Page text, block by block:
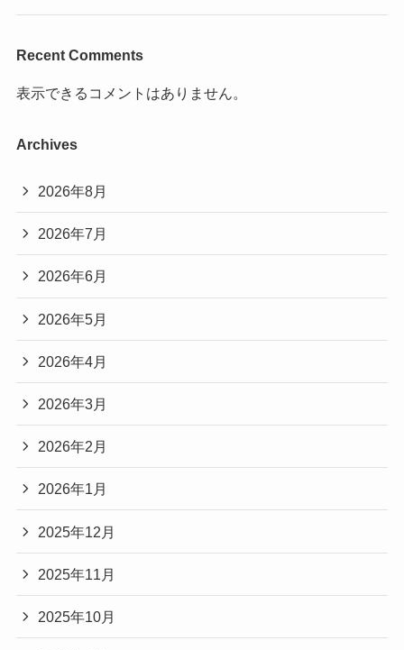
Recent Comments
表示できるコメントはありません。
Archives
2026年8月
2026年7月
2026年6月
2026年5月
2026年4月
2026年3月
2026年2月
2026年1月
2025年12月
2025年11月
2025年10月